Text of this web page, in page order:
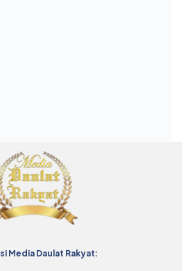
Media Daulat Rakyat: